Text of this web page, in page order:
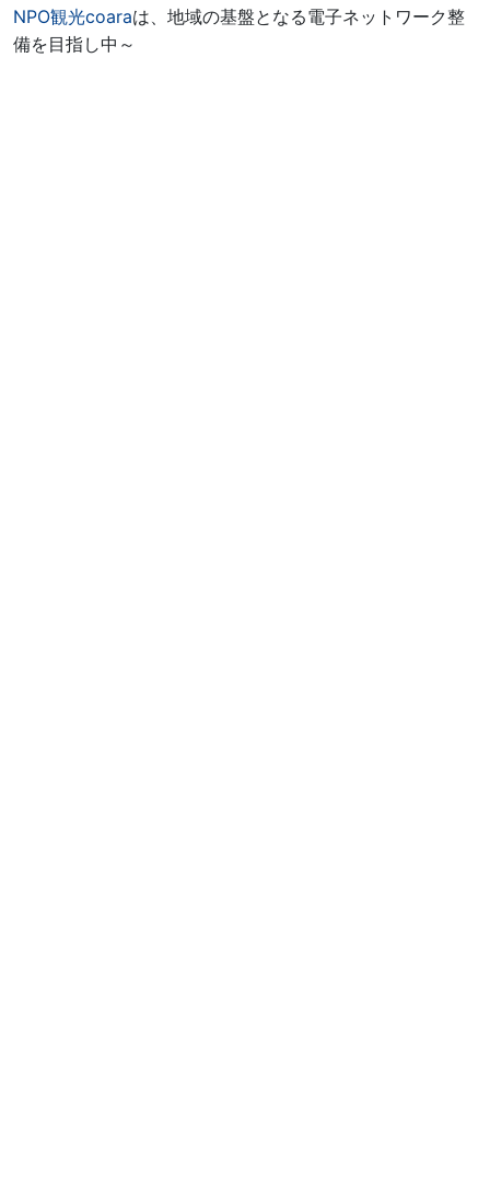
NPO観光coaraは、地域の基盤となる電子ネットワーク整
備を目指し中～